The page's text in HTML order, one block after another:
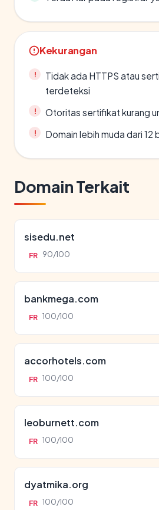
Kekurangan
Tidak ada HTTPS atau
terdeteksi
Otoritas sertifikat kurang
Domain lebih muda dari 12
Domain Terkait
sisedu.net
FR 90/100
bankmega.com
FR 100/100
accorhotels.com
FR 100/100
leoburnett.com
FR 100/100
dyatmika.org
FR 100/100